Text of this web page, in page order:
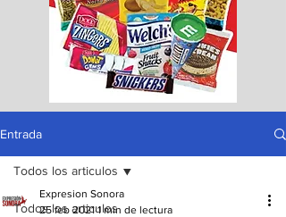
Entrada
Todos los articulos
Todos los articulos
Expresion Sonora
25 feb 2021 1 min de lectura